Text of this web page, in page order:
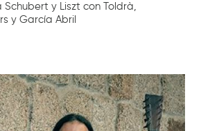
y Liszt con Toldrà,
y García Abril